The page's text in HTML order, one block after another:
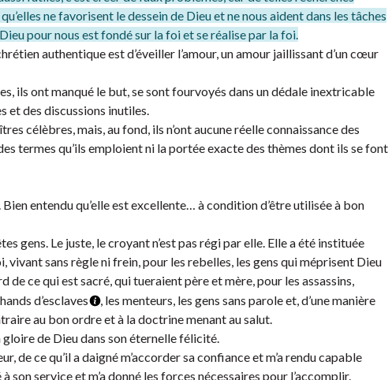
ne favorisent le dessein de Dieu et ne nous aident dans les tâches
pour nous est fondé sur la foi et se réalise par la foi.
authentique est d’éveiller l’amour, un amour jaillissant d’un cœur
ils ont manqué le but, se sont fourvoyés dans un dédale inextricable
et des discussions inutiles.
célèbres, mais, au fond, ils n’ont aucune réelle connaissance des
termes qu’ils emploient ni la portée exacte des thèmes dont ils se font
entendu qu’elle est excellente… à condition d’être utilisée à bon
gens. Le juste, le croyant n’est pas régi par elle. Elle a été instituée
vivant sans règle ni frein, pour les rebelles, les gens qui méprisent Dieu
de ce qui est sacré, qui tueraient père et mère, pour les assassins,
d’esclaves
, les menteurs, les gens sans parole et, d’une manière
au bon ordre et à la doctrine menant au salut.
gloire de Dieu dans son éternelle félicité.
de ce qu’il a daigné m’accorder sa confiance et m’a rendu capable
son service et m’a donné les forces nécessaires pour l’accomplir.